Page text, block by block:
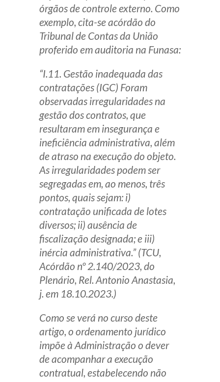
órgãos de controle externo. Como
exemplo, cita-se acórdão do
Tribunal de Contas da União
proferido em auditoria na Funasa:
“I.11. Gestão inadequada das
contratações (IGC) Foram
observadas irregularidades na
gestão dos contratos, que
resultaram em insegurança e
ineficiência administrativa, além
de atraso na execução do objeto.
As irregularidades podem ser
segregadas em, ao menos, três
pontos, quais sejam: i)
contratação unificada de lotes
diversos; ii) ausência de
fiscalização designada; e iii)
inércia administrativa.” (TCU,
Acórdão nº 2.140/2023, do
Plenário, Rel. Antonio Anastasia,
j. em 18.10.2023.)
Como se verá no curso deste
artigo, o ordenamento jurídico
impõe à Administração o dever
de acompanhar a execução
contratual, estabelecendo não